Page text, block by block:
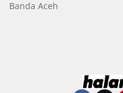
Banda Aceh